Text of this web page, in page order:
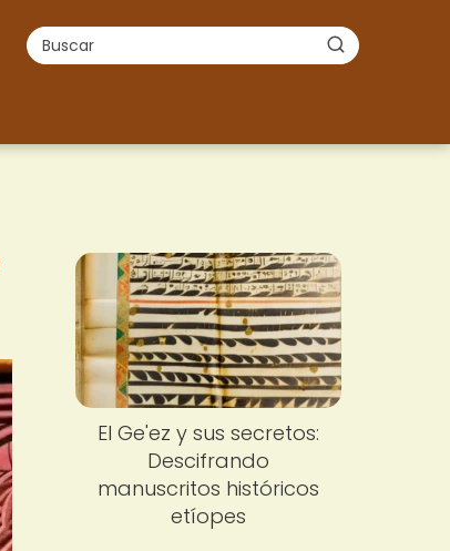
El Ge'ez y sus secretos:
Descifrando
manuscritos históricos
etíopes